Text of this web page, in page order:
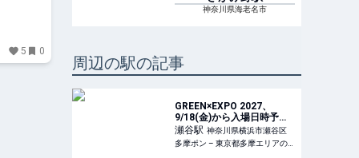
5 0
神奈川県海老名市
周辺の駅の記事
GREEN×EXPO 2027、
9/18(金)から入場日時予約
開始！南町田グランベリー
パーク駅発シャトルバス運
賃も発表 – 多摩ポン
瀬谷駅 神奈川県横浜市瀬谷区
多摩ポン – 東京都多摩エリアの地域メディア